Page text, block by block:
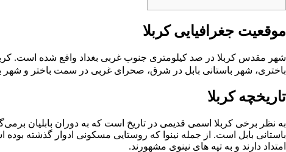
موقعیت جغرافیایی کربلا
شهر مقدس کربلا در صد کیلومتری جنوب غربی بغداد واقع شده است.
باختری، شهر باستانی بابل در شرق، صحرای غربی در سمت باختر و شهر
تاریخچه کربلا
به نظر برخی کربلا اسمی قدیمی در تاریخ است که به دوران بابلیان
باستانی بابل است. از جمله نینوا که روستایی مسکونی ادوار گذشته
امتداد دارند و به تپه های نینوی مشهورند.